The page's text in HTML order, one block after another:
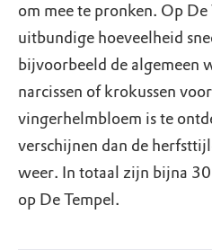
om mee te pronken. Op
uitbundige hoeveelheid
bijvoorbeeld de algemeen
narcissen of krokussen
vingerhelmbloem is te
verschijnen dan de
weer. In totaal zijn bijna
op De Tempel.